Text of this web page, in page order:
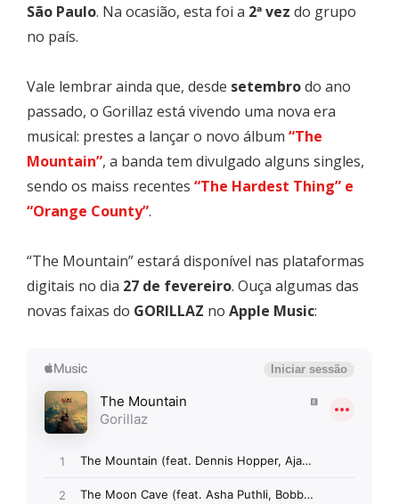
São Paulo. Na ocasião, esta foi a 2ª vez do grupo
no país.
Vale lembrar ainda que, desde setembrodo ano
passado, o Gorillaz está vivendo uma nova era
musical: prestes a lançar o novo álbum “The
Mountain”, a banda tem divulgado alguns singles,
sendo os maiss recentes “The Hardest Thing” e
“Orange County”.
“The Mountain” estará disponível nas plataformas
digitais no dia 27 de fevereiro. Ouça algumas das
novas faixas do GORILLAZ no Apple Music: